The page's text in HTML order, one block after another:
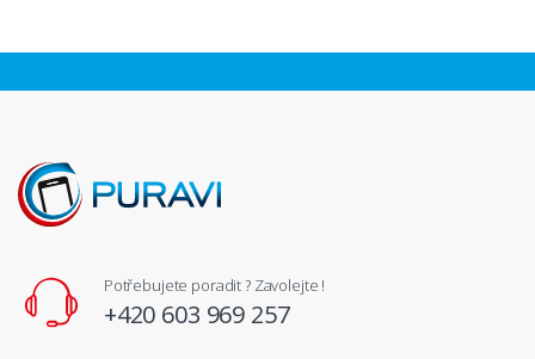
Potřebujete poradit ? Zavolejte !
+420 603 969 257